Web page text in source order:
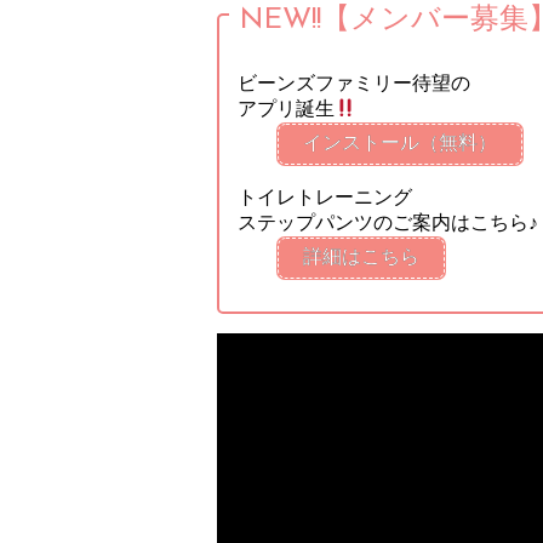
NEW!!【メンバー募集
ビーンズファミリー待望の
アプリ誕生
インストール（無料）
トイレトレーニング
ステップパンツのご案内はこちら♪
詳細はこちら